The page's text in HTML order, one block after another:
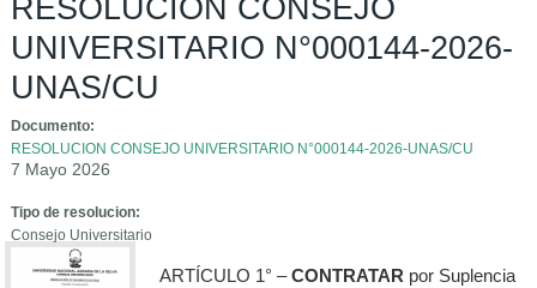
RESOLUCION CONSEJO
UNIVERSITARIO N°000144-2026-
UNAS/CU
Documento:
RESOLUCION CONSEJO UNIVERSITARIO N°000144-2026-UNAS/CU
7 Mayo 2026
Tipo de resolucion:
Consejo Universitario
ARTÍCULO 1° –CONTRATAR por Suplencia